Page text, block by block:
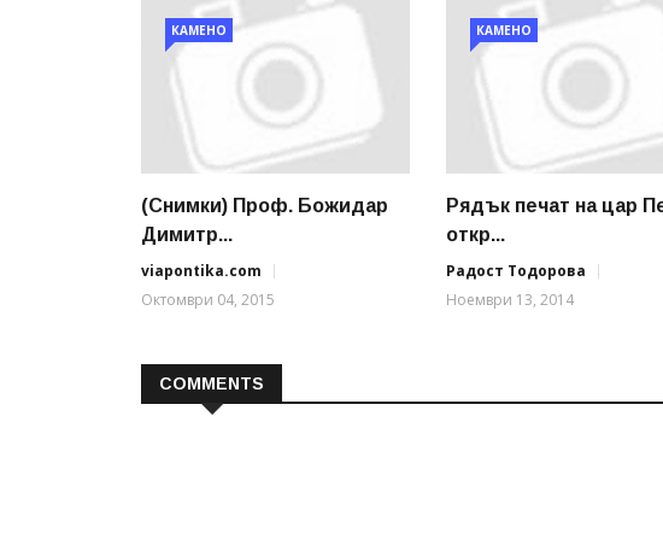
КАМЕНО
(Снимки) Проф. Божидар
Димитр...
viapontika.com
Октомври 04, 2015
КАМЕНО
Рядък печат на цар
откр...
Радост Тодорова
Ноември 13, 2014
COMMENTS